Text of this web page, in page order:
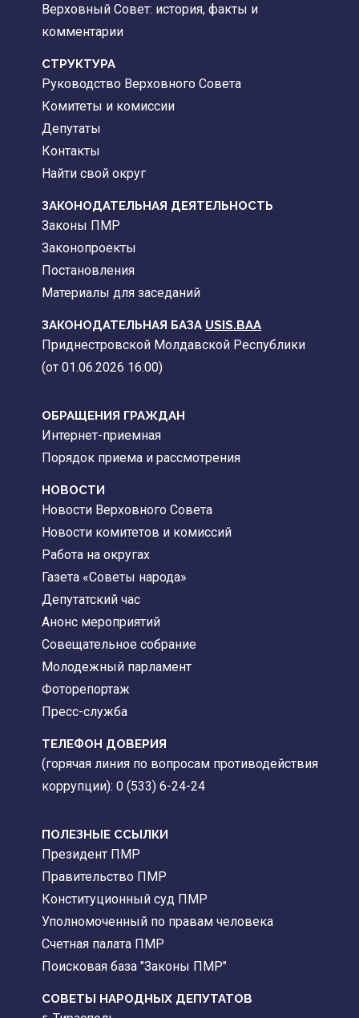
Верховный Совет: история, факты и
комментарии
CТРУКТУРА
Руководство Верховного Совета
Комитеты и комиссии
Депутаты
Контакты
Найти свой округ
ЗАКОНОДАТЕЛЬНАЯ ДЕЯТЕЛЬНОСТЬ
Законы ПМР
Законопроекты
Постановления
Материалы для заседаний
ЗАКОНОДАТЕЛЬНАЯ БАЗА USIS.BAA
Приднестровской Молдавской Республики
(от 01.06.2026 16:00)
ОБРАЩЕНИЯ ГРАЖДАН
Интернет-приемная
Порядок приема и рассмотрения
НОВОСТИ
Новости Верховного Совета
Новости комитетов и комиссий
Работа на округах
Газета «Советы народа»
Депутатский час
Анонс мероприятий
Совещательное собрание
Молодежный парламент
Фоторепортаж
Пресс-служба
ТЕЛЕФОН ДОВЕРИЯ
(горячая линия по вопросам противодействия
коррупции): 0 (533) 6-24-24
ПОЛЕЗНЫЕ ССЫЛКИ
Президент ПМР
Правительство ПМР
Конституционный суд ПМР
Уполномоченный по правам человека
Счетная палата ПМР
Поисковая база "Законы ПМР"
СОВЕТЫ НАРОДНЫХ ДЕПУТАТОВ